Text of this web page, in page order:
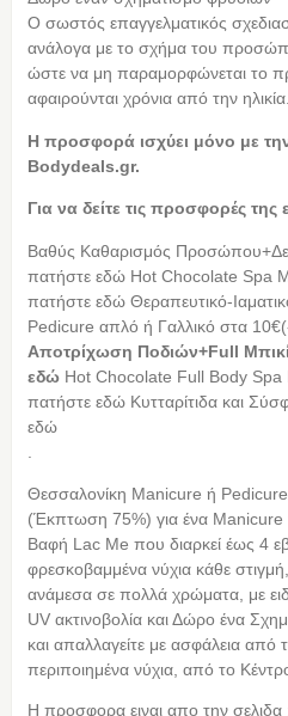
Ο σωστός επαγγελματικός
ανάλογα με το σχήμα του
ώστε να μη παραμορφώνεται το
αφαιρούνται χρόνια από την ηλικία.
Η προσφορά ισχύει μόνο με
Bodydeals.gr.
Για να δείτε τις προσφορές της
Βαθύς Καθαρισμός
πατήστε εδώ Hot Chocolate Spa
πατήστε εδώ Θεραπευτικό-
Pedicure απλό ή Γαλλικό στα
Αποτρίχωση Ποδιών+Full
εδώHot Chocolate Full Body Spa
πατήστε εδώ Κυτταρίτιδα και
εδώ
Θεσσαλονίκη Manicure ή
(Έκπτωση 75%) για ένα Manicure
Βαφή Lac Me που διαρκεί έως 4
φρεσκοβαμμένα νύχια κάθε
ανάμεσα σε πολλά χρώματα, με
UV ακτινοβολία και Δώρο ένα
και απαλλαγείτε με ασφάλεια από
περιποιημένα νύχια, από το
Η προσφορα ειναι απο την